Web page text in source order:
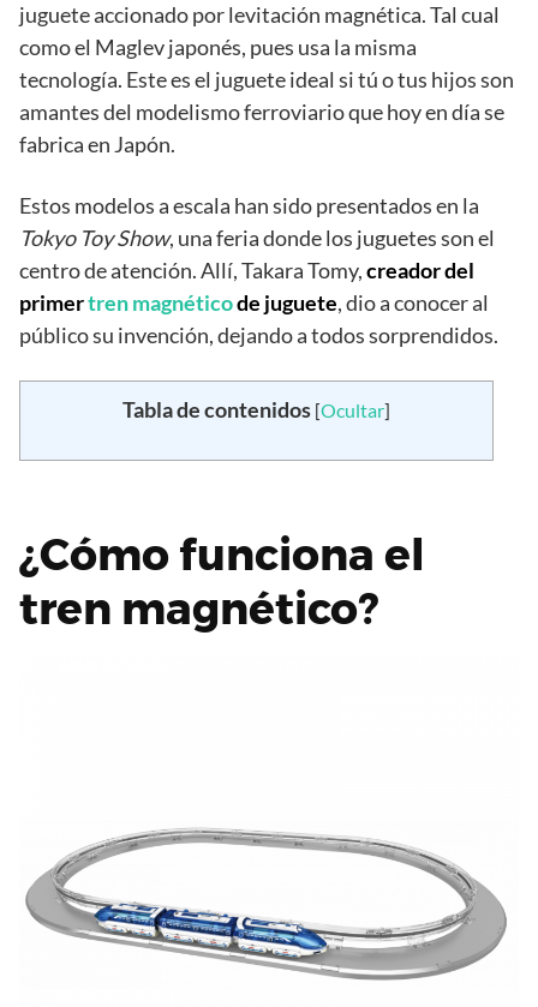
juguete accionado por levitación magnética. Tal cual
como el Maglev japonés, pues usa la misma
tecnología. Este es el juguete ideal si tú o tus hijos son
amantes del modelismo ferroviario que hoy en día se
fabrica en Japón.
Estos modelos a escala han sido presentados en la
Tokyo Toy Show, una feria donde los juguetes son el
centro de atención. Allí, Takara Tomy,creador del
primertren magnéticode juguete, dio a conocer al
público su invención, dejando a todos sorprendidos.
Tabla de contenidos [Ocultar]
¿Cómo funciona el
tren magnético?